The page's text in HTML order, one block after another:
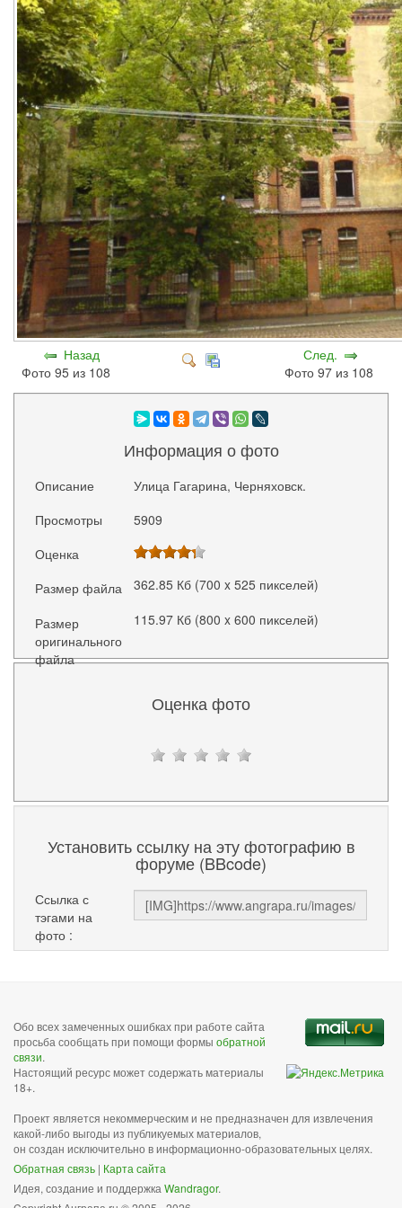
Назад
Фото 95 из 108
След.
Фото 97 из 108
Информация о фото
Описание
Улица Гагарина, Черняховск.
Просмотры
5909
Оценка
Размер файла
362.85 Кб (700 x 525 пикселей)
Размер
оригинального
файла
115.97 Кб (800 x 600 пикселей)
Оценка фото
Установить ссылку на эту фотографию в
форуме (BBcode)
Ссылка с
тэгами на
фото :
Обо всех замеченных ошибках при работе сайта
просьба сообщать при помощи формы обратной
связи.
Настоящий ресурс может содержать материалы
18+.
Проект является некоммерческим и не предназначен для извлечения
какой-либо выгоды из публикуемых материалов,
он создан исключительно в информационно-образовательных целях.
Обратная связь | Карта сайта
Идея, создание и поддержка Wandragor.